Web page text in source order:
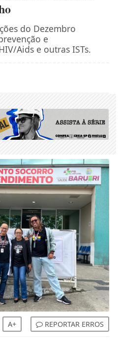
do Dezembro
e
Aids e outras ISTs.
A+ REPORTAR ERROS